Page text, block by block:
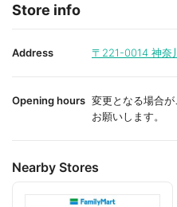
i
t
Store info
Address 〒221-0014 神奈
Opening hours 変更となる場合
お願いします。
Nearby Stores